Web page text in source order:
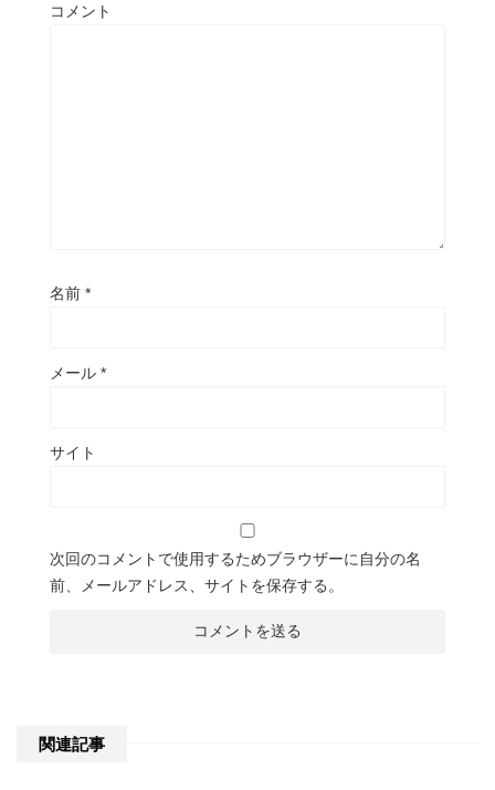
コメント
名前 *
メール *
サイト
次回のコメントで使用するためブラウザーに自分の名
前、メールアドレス、サイトを保存する。
関連記事